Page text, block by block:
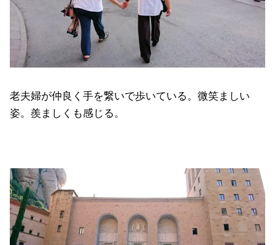
老夫婦が仲良く手を繋いで歩いている。微笑ましい
姿。羨ましくも感じる。